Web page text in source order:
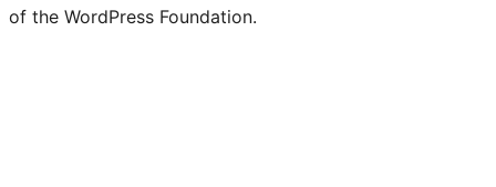
of the WordPress Foundation.